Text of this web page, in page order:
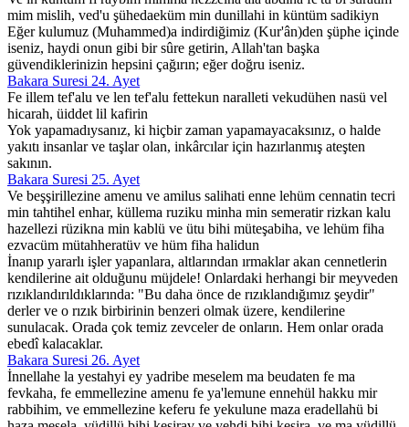
mim mislih, ved'u şühedaeküm min dunillahi in küntüm sadikiyn
Eğer kulumuz (Muhammed)a indirdiğimiz (Kur'ân)den şüphe içinde
iseniz, haydi onun gibi bir sûre getirin, Allah'tan başka
güvendiklerinizin hepsini çağırın; eğer doğru iseniz.
Bakara Suresi 24. Ayet
Fe illem tef'alu ve len tef'alu fettekun naralleti vekudühen nasü vel
hicarah, üiddet lil kafirin
Yok yapamadıysanız, ki hiçbir zaman yapamayacaksınız, o halde
yakıtı insanlar ve taşlar olan, inkârcılar için hazırlanmış ateşten
sakının.
Bakara Suresi 25. Ayet
Ve beşşirillezine amenu ve amilus salihati enne lehüm cennatin tecri
min tahtihel enhar, küllema ruziku minha min semeratir rizkan kalu
hazellezi rüzikna min kablü ve ütu bihi müteşabiha, ve lehüm fiha
ezvacüm mütahheratüv ve hüm fiha halidun
İnanıp yararlı işler yapanlara, altlarından ırmaklar akan cennetlerin
kendilerine ait olduğunu müjdele! Onlardaki herhangi bir meyveden
rızıklandırıldıklarında: "Bu daha önce de rızıklandığımız şeydir"
derler ve o rızık birbirinin benzeri olmak üzere, kendilerine
sunulacak. Orada çok temiz zevceler de onların. Hem onlar orada
ebedî kalacaklar.
Bakara Suresi 26. Ayet
İnnellahe la yestahyi ey yadribe meselem ma beudaten fe ma
fevkaha, fe emmellezine amenu fe ya'lemune ennehül hakku mir
rabbihim, ve emmellezine keferu fe yekulune maza eradellahü bi